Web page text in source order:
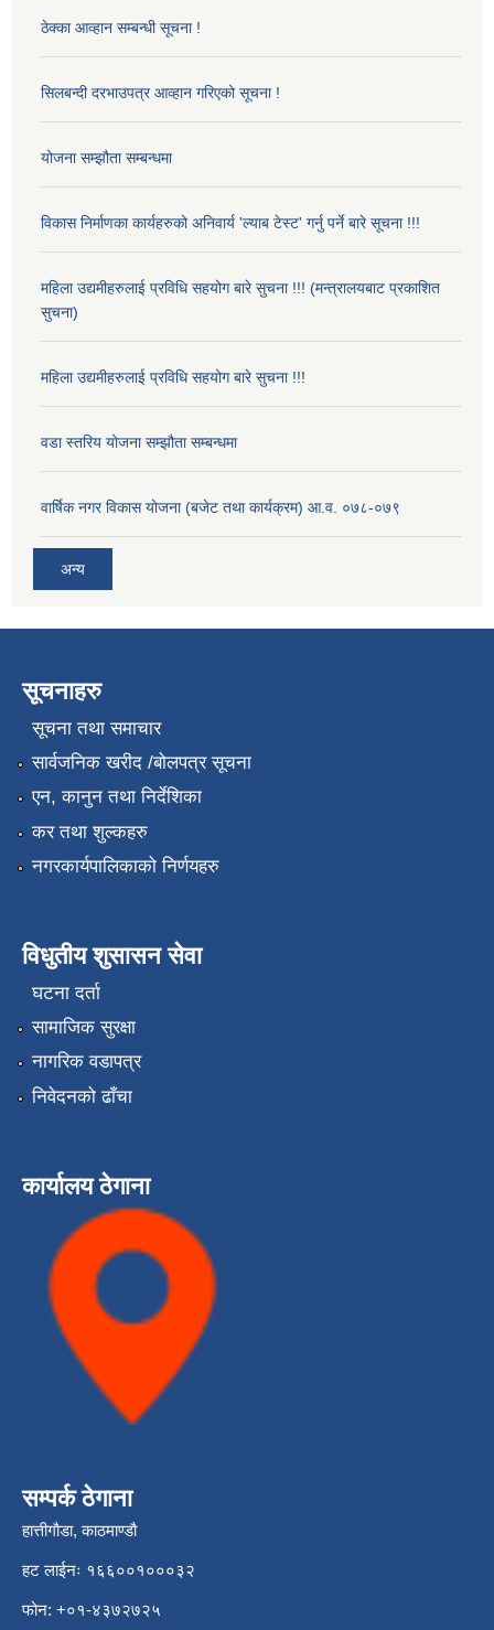
ठेक्का आव्हान सम्बन्धी सूचना !
सिलबन्दी दरभाउपत्र आव्हान गरिएको सूचना !
योजना सम्झौता सम्बन्धमा
विकास निर्माणका कार्यहरुको अनिवार्य 'ल्याब टेस्ट' गर्नु पर्ने बारे सूचना !!!
महिला उद्यमीहरुलाई प्रविधि सहयोग बारे सुचना !!! (मन्त्रालयबाट प्रकाशित
सुचना)
महिला उद्यमीहरुलाई प्रविधि सहयोग बारे सुचना !!!
वडा स्तरिय योजना सम्झौता सम्बन्धमा
वार्षिक नगर विकास योजना (बजेट तथा कार्यक्रम) आ.व. ०७८-०७९
अन्य
सूचनाहरु
सूचना तथा समाचार
सार्वजनिक खरीद /बोलपत्र सूचना
एन, कानुन तथा निर्देशिका
कर तथा शुल्कहरु
नगरकार्यपालिकाको निर्णयहरु
विधुतीय शुसासन सेवा
घटना दर्ता
सामाजिक सुरक्षा
नागरिक वडापत्र
निवेदनको ढाँचा
कार्यालय ठेगाना
सम्पर्क ठेगाना
हात्तीगौडा, काठमाण्डौ
हट लाईनः १६६००१०००३२
फोन: +०१-४३७२७२५